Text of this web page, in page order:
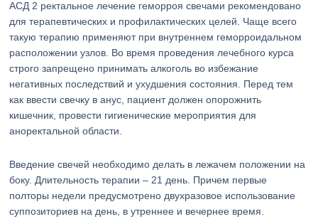
АСД 2 ректальное лечение геморроя свечами рекомендовано
для терапевтических и профилактических целей. Чаще всего
такую терапию применяют при внутреннем геморроидальном
расположении узлов. Во время проведения лечебного курса
строго запрещено принимать алкоголь во избежание
негативных последствий и ухудшения состояния. Перед тем
как ввести свечку в анус, пациент должен опорожнить
кишечник, провести гигиенические мероприятия для
аноректальной области.
Введение свечей необходимо делать в лежачем положении на
боку. Длительность терапии – 21 день. Причем первые
полторы недели предусмотрено двухразовое использование
суппозиториев на день, в утреннее и вечернее время.